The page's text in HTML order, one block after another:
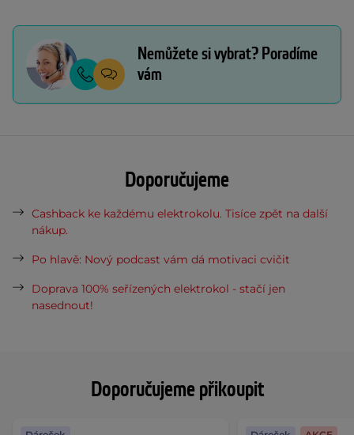
Doporučujeme přikoupit
Nemůžete si vybrat? Poradíme
vám
Doporučujeme
Cashback ke každému elektrokolu. Tisíce zpět na další
nákup.
Po hlavě: Nový podcast vám dá motivaci cvičit
Doprava 100% seřízených elektrokol - stačí jen
nasednout!